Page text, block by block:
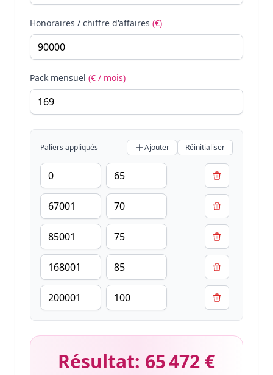
Honoraires / chiffre d'affaires (€)
Pack mensuel (€ / mois)
Paliers appliqués Ajouter Réinitialiser
Résultat: 65 472 €